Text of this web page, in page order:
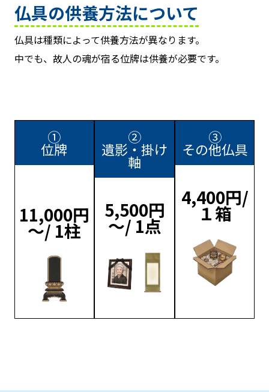
仏具の供養方法について
仏具は種類によって供養方法が異なります。
中でも、故人の魂が宿る位牌は供養が必要です。
①
位牌
11,000円
～/ 1柱
②
遺影・掛け
軸
5,500円
～/ 1点
③
その他仏具
4,400円/
１箱